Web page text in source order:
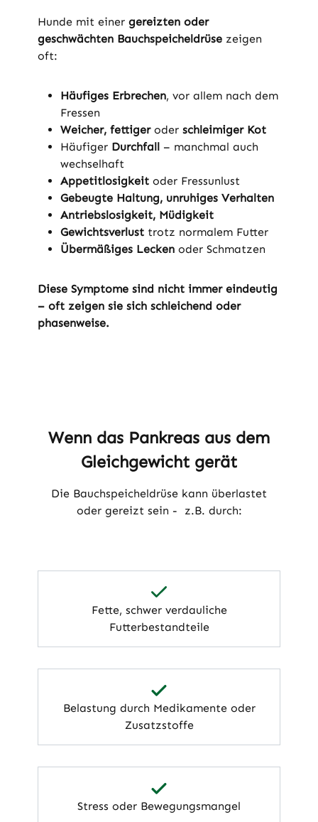
Hunde mit einer gereizten oder
geschwächten Bauchspeicheldrüsezeigen
oft:
Häufiges Erbrechen, vor allem nach dem
Fressen
Weicher, fettigeroder schleimiger Kot
Häufiger Durchfall
– manchmal auch
wechselhaft
Appetitlosigkeitoder Fressunlust
Gebeugte Haltung, unruhiges Verhalten
Antriebslosigkeit, Müdigkeit
Gewichtsverlusttrotz normalem Futter
Übermäßiges Leckenoder Schmatzen
Diese Symptome sind nicht immer eindeutig
– oft zeigen sie sich schleichend oder
phasenweise.
Wenn das Pankreas aus dem
Gleichgewicht gerät
Die Bauchspeicheldrüse kann überlastet
oder gereizt sein - z.B. durch:
Fette, schwer verdauliche
Futterbestandteile
Belastung durch Medikamente oder
Zusatzstoffe
Stress oder Bewegungsmangel